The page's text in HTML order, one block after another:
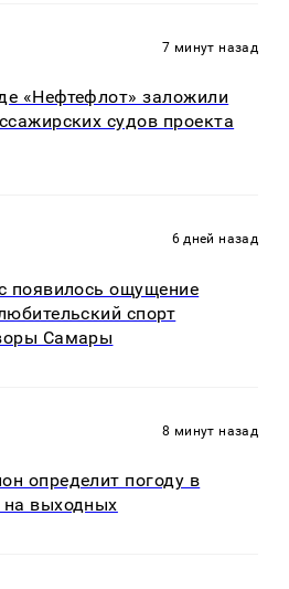
7 минут назад
«Нефтефлот» заложили
судов проекта
6 дней назад
появилось ощущение
спорт
Самары
8 минут назад
определит погоду в
на выходных